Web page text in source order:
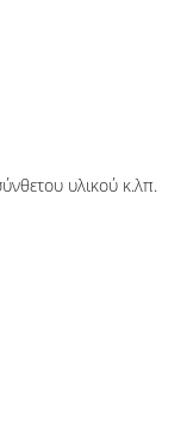
υλικού κ.λπ.